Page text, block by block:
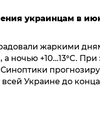
украинцам в
жаркими
а ночью +10…13°C.
Синоптики
Украине до